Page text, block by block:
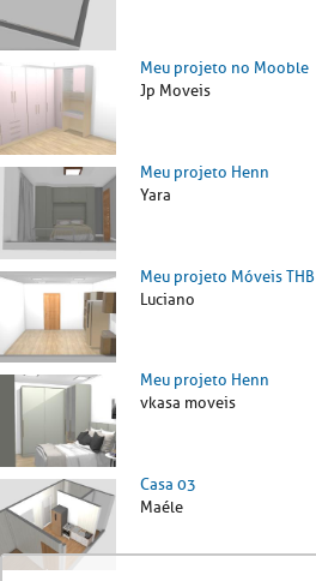
Meu projeto no Mooble
Jp Moveis
Meu projeto Henn
Yara
Meu projeto Móveis THB
Luciano
Meu projeto Henn
vkasa moveis
Casa 03
Maéle